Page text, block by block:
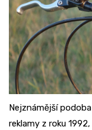
Nejznámější
reklamy z roku